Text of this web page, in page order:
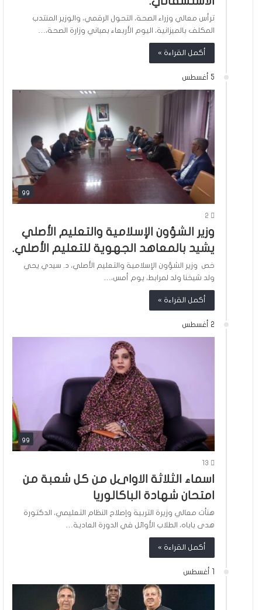
ترأس معالي وزراء الصحة، التحول الرقمي، والوزير المنتدب
المكلف بالميزانية، اليوم الأربعاء بمباني وزارة الصحة،…
أكمل القراءة »
5 أغسطس
gg
2
وزير الشؤون الإسلامية والتعليم الأصلي
يشيد بالمعاهد الجهوية للتعليم الأصلي.
خص وزير الشؤون الإسلامية والتعليم الأصلي، د. سيدي يحي
ولد شيخنا ولد لمرابط، يوم أمس،…
أكمل القراءة »
2 أغسطس
gg
13
اسماء الثلاثة الاواىل من كل شعبة من
امتحان شهادة الباكالوريا
هنأت معالي وزيرة التربية وإصلاح النظام التعليمي، الدكتورة
هدى باباه، الطلاب الأوائل في الدورة العادية…
أكمل القراءة »